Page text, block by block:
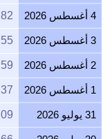
4 أغسطس 2026
3 أغسطس 2026
2 أغسطس 2026
1 أغسطس 2026
31 يوليو 2026